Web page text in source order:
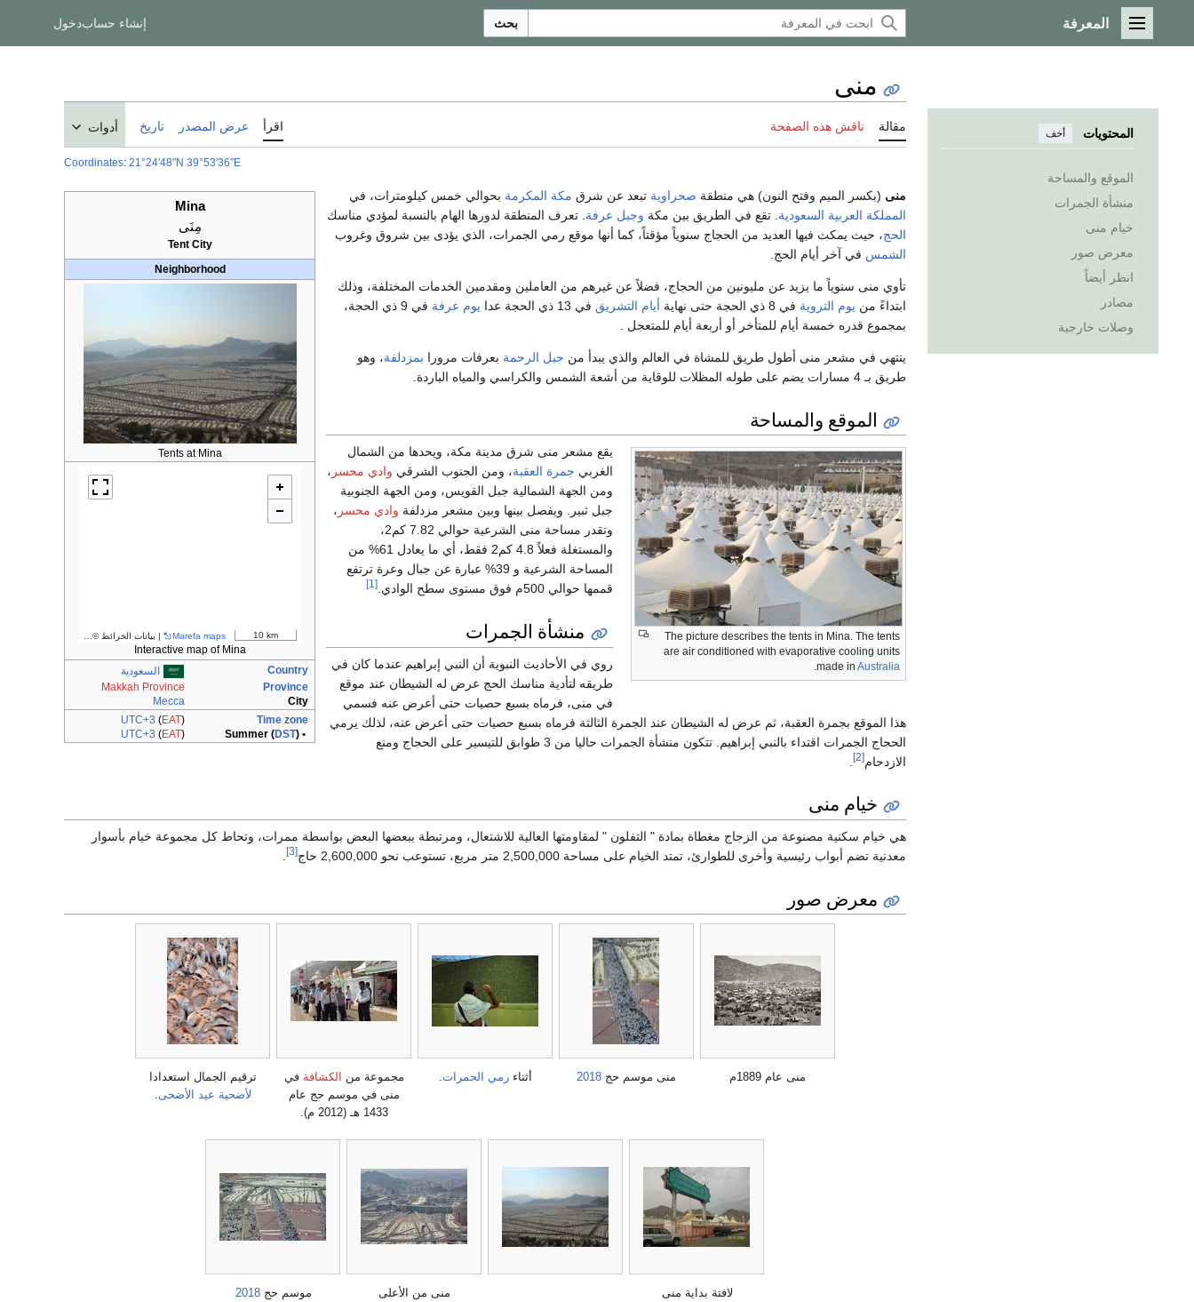
القائمة الرئيسية
المعرفة بحث إنشاء حسابدخول
المحتويات أخف
الموقع والمساحة
منشأة الجمرات
خيام منى
معرض صور
انظر أيضاً
مصادر
وصلات خارجية
منى
مقالة ناقش هذه الصفحة اقرأ عرض المصدر تاريخ أدوات
Coordinates: 21°24′48″N 39°53′36″E
Mina
مِنَى
Tent City
Neighborhood
Tents at Mina
10 km
Marefa maps | بيانات الخرائط © مساهمو OpenStreetMap
Interactive map of Mina
Country
السعودية
Province
Makkah Province
City
Mecca
Time zone
UTC+3 (EAT)
• Summer (
DST)
UTC+3 (EAT)
منى (بكسر الميم وفتح النون) هي منطقة صحراوية تبعد عن شرق مكة المكرمة بحوالي خمس كيلومترات، في
المملكة العربية السعودية . تقع في الطريق بين مكة وجبل عرفة . تعرف المنطقة لدورها الهام بالنسبة لمؤدي مناسك
الحج، حيث يمكث فيها العديد من الحجاج سنوياً مؤقتاً، كما أنها موقع رمي الجمرات، الذي يؤدى بين شروق وغروب
الشمس في آخر أيام الحج.
تأوي منى سنوياً ما يزيد عن مليونين من الحجاج، فضلاً عن غيرهم من العاملين ومقدمين الخدمات المختلفة، وذلك
ابتداءً من يوم التروية في 8 ذي الحجة حتى نهاية أيام التشريق في 13 ذي الحجة عدا يوم عرفة
في 9 ذي الحجة،
بمجموع قدره خمسة أيام للمتأخر أو أربعة أيام للمتعجل .
ينتهي في مشعر منى أطول طريق للمشاة في العالم والذي يبدأ من جبل الرحمة بعرفات مرورا بمزدلفة، وهو
طريق بـ 4 مسارات يضم على طوله المظلات للوقاية من أشعة الشمس والكراسي والمياه الباردة.
الموقع والمساحة
The picture describes the tents in Mina. The tents
are air conditioned with evaporative cooling units
made in Australia
يقع مشعر منى شرق مدينة مكة، ويحدها من الشمال
الغربي جمرة العقبة، ومن الجنوب الشرقي وادي محسر ،
ومن الجهة الشمالية جبل القويس، ومن الجهة الجنوبية
جبل ثبير. ويفصل بينها وبين مشعر مزدلفة وادي محسر ،
وتقدر مساحة منى الشرعية حوالي 7.82 كم2،
والمستغلة فعلاً 4.8 كم2 فقط، أي ما يعادل 61% من
المساحة الشرعية و 39% عبارة عن جبال وعرة ترتفع
قممها حوالي 500م فوق مستوى سطح الوادي.
[1]
منشأة الجمرات
روي في الأحاديث النبوية أن النبي إبراهيم عندما كان في
طريقه لتأدية مناسك الحج عرض له الشيطان عند موقع
في منى، فرماه بسبع حصيات حتى أعرض عنه فسمي
هذا الموقع بجمرة العقبة، ثم عرض له الشيطان عند الجمرة الثالثة فرماه بسبع حصيات حتى أعرض عنه، لذلك يرمي
الحجاج الجمرات اقتداء بالنبي إبراهيم. تتكون منشأة الجمرات حاليا من 3 طوابق للتيسير على الحجاج ومنع
الازدحام[2]
خيام منى
هي خيام سكنية مصنوعة من الزجاج مغطاة بمادة " التفلون " لمقاومتها العالية للاشتعال، ومرتبطة ببعضها البعض بواسطة ممرات، وتحاط كل مجموعة خيام بأسوار
معدنية تضم أبواب رئيسية وأخرى للطوارئ، تمتد الخيام على مساحة 2,500,000 متر مربع، تستوعب نحو 2,600,000 حاج
[3]
معرض صور
منى عام 1889م منى موسم حج 2018 أثناءرمي الجمرات مجموعة من الكشافة في
منى في موسم حج عام
1433 هـ (2012 م).
ترقيم الجمال استعدادا
لأضحية عيد الأضحى
لافتة بداية منى منى من الأعلى موسم حج2018